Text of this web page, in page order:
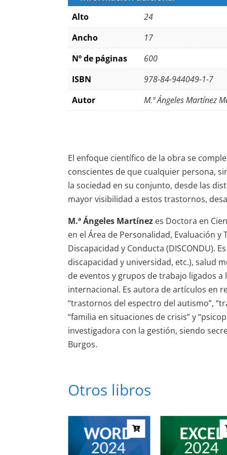
Alto
24
Ancho
17
Nº de páginas
600
ISBN
978-84-944049-1-7
Autor
M.ª Ángeles Martínez
El enfoque científico de la obra se
conscientes de que cualquier persona,
la sociedad en su conjunto, desde las
mayor visibilidad a estos trastornos,
M.ª Ángeles Martínez es Doctora en
en el Área de Personalidad, Evaluación
Discapacidad y Conducta (DISCONDU).
discapacidad y universidad, etc.), salud
de eventos y grupos de trabajo ligados
internacional. Es autora de artículos en
“trastornos del espectro del autismo”,
“familia en situaciones de crisis” y
investigadora con la gestión, siendo
Burgos.
Otros libros